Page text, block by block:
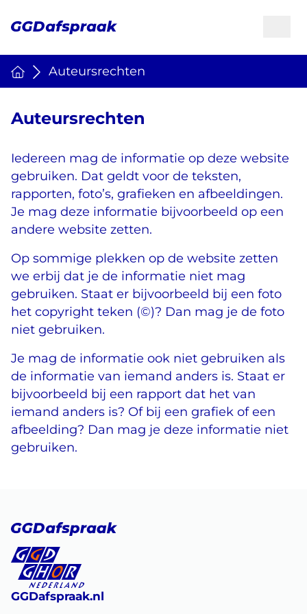
Auteursrechten
Auteursrechten
Iedereen mag de informatie op deze website
gebruiken. Dat geldt voor de teksten,
rapporten, foto’s, grafieken en afbeeldingen.
Je mag deze informatie bijvoorbeeld op een
andere website zetten.
Op sommige plekken op de website zetten
we erbij dat je de informatie niet mag
gebruiken. Staat er bijvoorbeeld bij een foto
het copyright teken (©)? Dan mag je de foto
niet gebruiken.
Je mag de informatie ook niet gebruiken als
de informatie van iemand anders is. Staat er
bijvoorbeeld bij een rapport dat het van
iemand anders is? Of bij een grafiek of een
afbeelding? Dan mag je deze informatie niet
gebruiken.
GGDafspraak.nl